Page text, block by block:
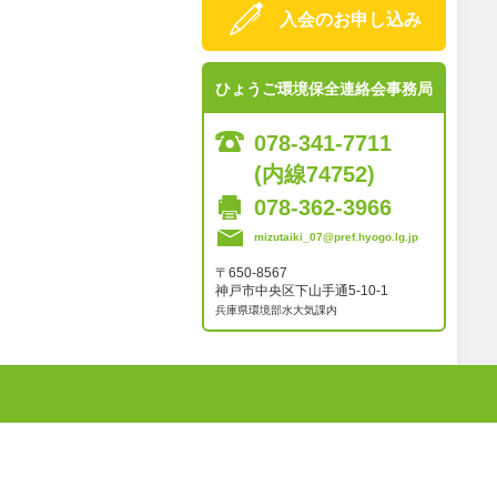
入会のお申し込み
ひょうご環境保全連絡会事務局
078-341-7711
(内線74752)
078-362-3966
mizutaiki_07@pref.hyogo.lg.jp
〒650-8567
神戸市中央区下山手通5-10-1
兵庫県環境部水大気課内